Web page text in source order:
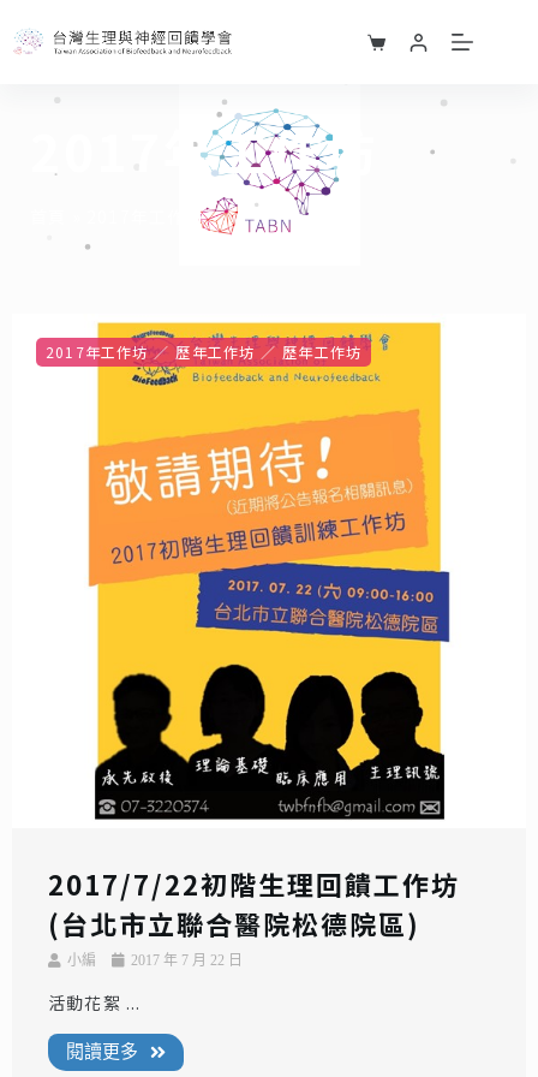
2017年工作坊
2017年工作坊
2017年工作坊 歷年工作坊 歷年工作坊
2017/7/22初階生理回饋工作坊
(台北市立聯合醫院松德院區)
小編 2017 年 7 月 22 日
活動花絮 ...
閱讀更多